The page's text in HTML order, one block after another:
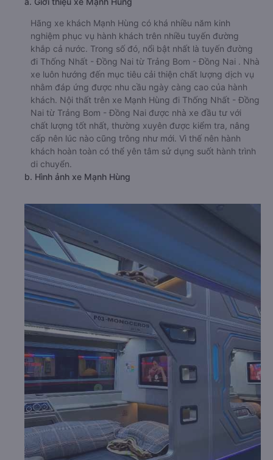
Hãng xe khách Mạnh Hùng có khá nhiều năm kinh
nghiệm phục vụ hành khách trên nhiều tuyến đường
khắp cả nước. Trong số đó, nổi bật nhất là tuyến đường
đi Thống Nhất - Đồng Nai từ Trảng Bom - Đồng Nai . Nhà
xe luôn hướng đến mục tiêu cải thiện chất lượng dịch vụ
nhằm đáp ứng được nhu cầu ngày càng cao của hành
khách. Nội thất trên xe Mạnh Hùng đi Thống Nhất - Đồng
Nai từ Trảng Bom - Đồng Nai được nhà xe đầu tư với
chất lượng tốt nhất, thường xuyên được kiểm tra, nâng
cấp nên lúc nào cũng trông như mới. Vì thế nên hành
khách hoàn toàn có thể yên tâm sử dụng suốt hành trình
di chuyển.
b. Hình ảnh xe Mạnh Hùng